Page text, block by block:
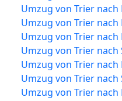
Umzug von Trier
Umzug von Trier
Umzug von Trier
Umzug von Trier nach
Umzug von Trier nach
Umzug von Trier nach
Umzug von Trier